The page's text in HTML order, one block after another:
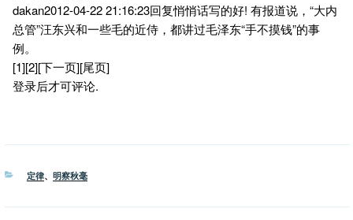
dakan2012-04-22 21:16:23回复悄悄话写的好! 有报道说，“大内
总管”汪东兴和一些毛的近侍，都讲过毛泽东“手不摸钱”的事
例。
[1][2][下一页][尾页]
登录后才可评论.
分
定律、 明察秋毫